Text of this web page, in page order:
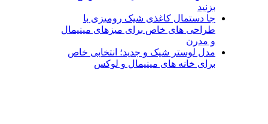
بزنید
جا دستمال کاغذی شیک رومیزی با
طراحی های خاص برای میزهای مینیمال
و مدرن
مدل لوستر شیک و جدید؛ انتخابی خاص
برای خانه های مینیمال و لوکس